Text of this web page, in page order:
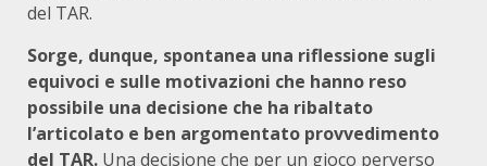
del TAR.
Sorge, dunque, spontanea una riflessione sugli
equivoci e sulle motivazioni che hanno reso
possibile una decisione che ha ribaltato
l’articolato e ben argomentato provvedimento
del TAR. Una decisione che per un gioco perverso